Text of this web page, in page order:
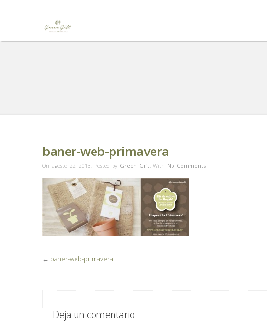
baner-web-primavera
On agosto 22, 2013 , Posted by Green Gift, With No Comments
← baner-web-primavera
Deja un comentario